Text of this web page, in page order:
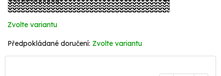
Zvolte variantu
Zvolte variantu